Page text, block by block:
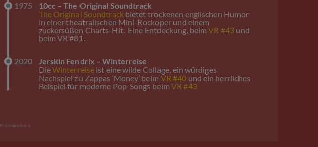
1975
10cc – The Original Soundtrack
The Original Soundtrackbietet trockenen englischen Humor
in einer theatralischen Mini-Rockoper und einem
zuckersüßen Charts-Hit. Eine Entdeckung, beimVR #43und
beim VR #81.
2020
Jerskin Fendrix – Winterreise
DieWinterreise ist eine wilde Collage, ein würdiges
Nachspiel zu Zappas ‘Money’ beim VR #40 und ein herrliches
Beispiel für moderne Pop-Songs beimVR #43
0 Kommentare